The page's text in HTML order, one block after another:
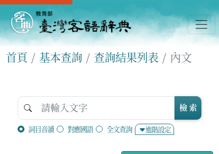
首頁 基本查詢 查詢結果列表 內文
詞目音讀 對應國語 全文查詢 進階設定
檢 索